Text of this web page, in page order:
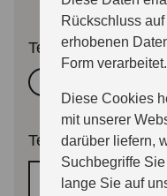
Rückschluss
erhobenen
Form verarbeitet.
Diese Cookies
mit unserer
darüber liefern,
Suchbegriffe
lange Sie auf
Termingrund
Terminwunsch*
Wunschtermin